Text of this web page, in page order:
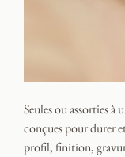
Seules ou assorties à
conçues pour durer
profil, finition,